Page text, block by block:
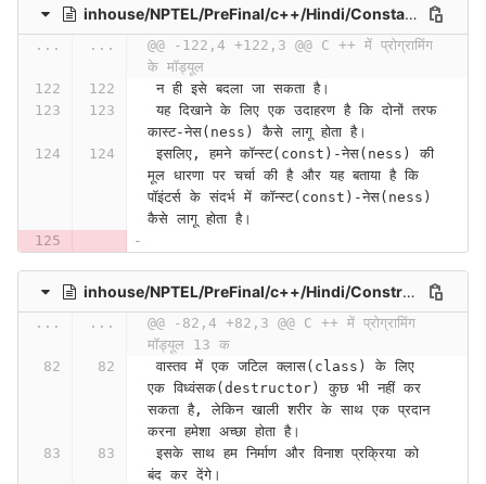
inhouse/NPTEL/PreFinal/c++/Hindi/Constants and Inline Functions-accmUsQzNk0
... ...
@@ -122,4 +122,3 @@ C ++ में प्रोग्रामिंग
के मॉड्यूल
न ही इसे बदला जा सकता है।
यह दिखाने के लिए एक उदाहरण है कि दोनों तरफ
कास्ट-नेस(ness) कैसे लागू होता है।
इसलिए, हमने कॉन्स्ट(const)-नेस(ness) की
मूल धारणा पर चर्चा की है और यह बताया है कि
पॉइंटर्स के संदर्भ में कॉन्स्ट(const)-नेस(ness)
कैसे लागू होता है।
inhouse/NPTEL/PreFinal/c++/Hindi/Constructors, Destructors and Object Lifetime (Contd.) (Lecture 24)-Dgv9ErvGnLo
... ...
@@ -82,4 +82,3 @@ C ++ में प्रोग्रामिंग
मॉड्यूल 13 क
वास्तव में एक जटिल क्लास(class) के लिए
एक विध्वंसक(destructor) कुछ भी नहीं कर
सकता है, लेकिन खाली शरीर के साथ एक प्रदान
करना हमेशा अच्छा होता है।
इसके साथ हम निर्माण और विनाश प्रक्रिया को
बंद कर देंगे।